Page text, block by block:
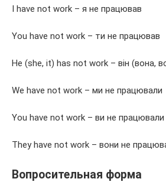
I have not work – я не працював
You have not work – ти не працював
He (she, it) has not work – він (вона,
We have not work – ми не працювали
You have not work – ви не працювали
They have not work – вони не
Вопросительная форма